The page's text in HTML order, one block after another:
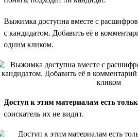
Выжимка доступна вместе с
с кандидатом. Добавить её в
одним кликом.
Доступ к этим материалам есть
соискатель их не видит.